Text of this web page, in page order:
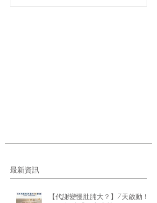
最新資訊
【代謝變慢肚腩大？】7天啟動！